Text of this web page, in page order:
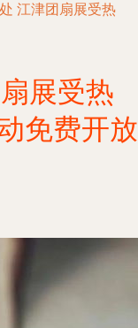
江津团扇展受热
展受热
免费开放